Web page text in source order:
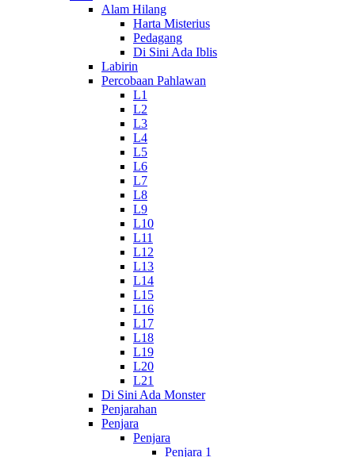
Alam Hilang
Harta Misterius
Pedagang
Di Sini Ada Iblis
Labirin
Percobaan Pahlawan
L1
L2
L3
L4
L5
L6
L7
L8
L9
L10
L11
L12
L13
L14
L15
L16
L17
L18
L19
L20
L21
Di Sini Ada Monster
Penjarahan
Penjara
Penjara
Penjara 1